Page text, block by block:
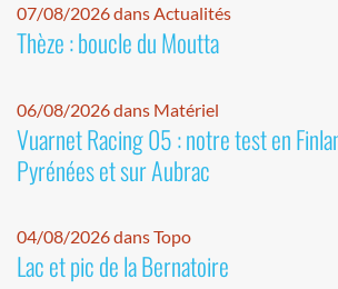
07/08/2026 dans Actualités
Thèze : boucle du Moutta
06/08/2026 dans Matériel
Vuarnet Racing 05 : notre test en
Pyrénées et sur Aubrac
04/08/2026 dans Topo
Lac et pic de la Bernatoire